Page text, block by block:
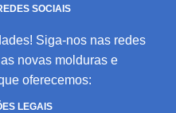
SOCIAIS
Siga-nos nas redes
novas molduras e
oferecemos:
LEGAIS